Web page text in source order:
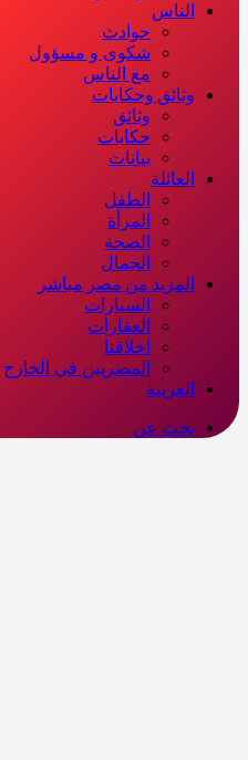
الناس
حوادث
شكوى و مسؤول
مع الناس
وثائق وحكايات
وثائق
حكايات
بيانات
العائلة
الطفل
المرأة
الصحة
الجمال
المزيد من مصر مباشر
السيارات
العقارات
اخلاقنا
المصريين في الخارج
العربية
بحث عن